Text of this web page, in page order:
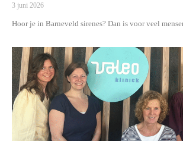
3 juni 2026
Hoor je in Barneveld sirenes? Dan is voor veel